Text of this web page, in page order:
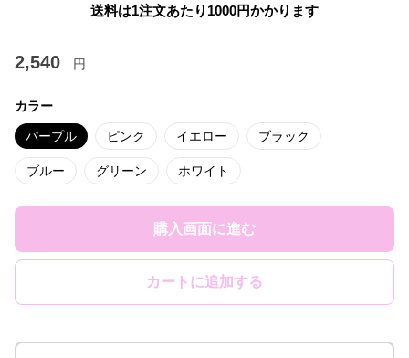
送料は1注文あたり 1000円かかります
2,540 円
カラー
パープル ピンク イエロー ブラック
ブルー グリーン ホワイト
購入画面に進む
カートに追加する